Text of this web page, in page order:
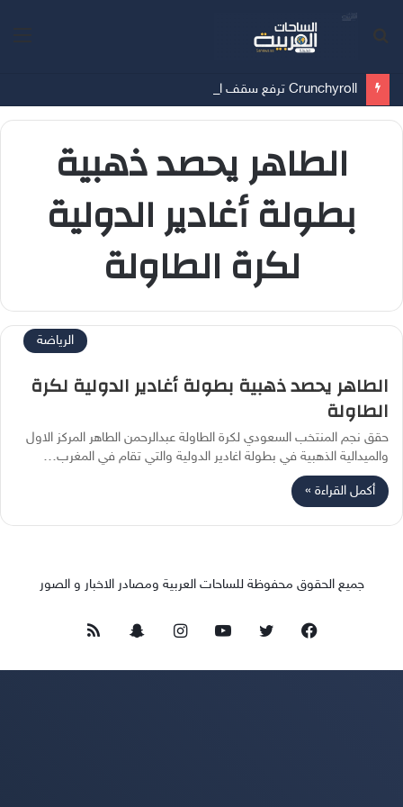
الطاهر يحصد ذهبية
بطولة أغادير الدولية
لكرة الطاولة
الرياضة
الطاهر يحصد ذهبية بطولة أغادير الدولية لكرة
الطاولة
حقق نجم المنتخب السعودي لكرة الطاولة عبدالرحمن الطاهر ‏المركز الاول
والميدالية الذهبية في بطولة اغادير الدولية والتي تقام في المغرب…
أكمل القراءة »
جميع الحقوق محفوظة للساحات العربية ومصادر الاخبار و الصور
فيسبوك تويتر يوتيوبانستقرامسناب
تشات
ملخص
الموقع